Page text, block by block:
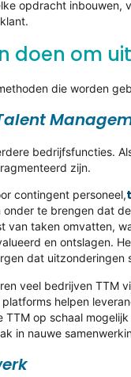
opdracht inbouwen,
doen om
die worden
bedrijfsfuncties.
zijn.
contingent personeel,
te brengen dat
van taken omvatten,
en ontslagen.
dat
veel bedrijven TTM
helpen
op schaal
in nauwe